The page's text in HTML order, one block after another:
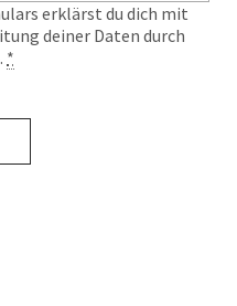
erklärst du dich mit
deiner Daten durch
*